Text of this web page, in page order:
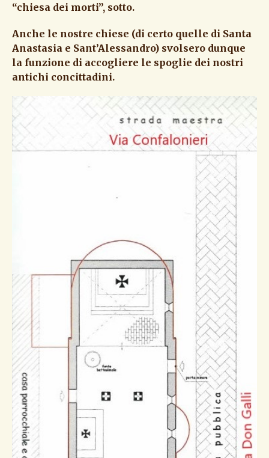
“chiesa dei morti”, sotto.
Anche le nostre chiese (di certo quelle di Santa
Anastasia e Sant’Alessandro) svolsero dunque
la funzione di accogliere le spoglie dei nostri
antichi concittadini.